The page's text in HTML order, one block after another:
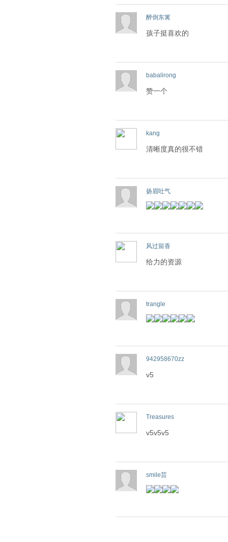
醉倒东篱
孩子挺喜欢的
babalirong
赞一个
kang
清晰度真的很不错
扬眉吐气
风过留香
给力的资源
trangle
942958670zz
v5
Treasures
v5v5v5
smile芸